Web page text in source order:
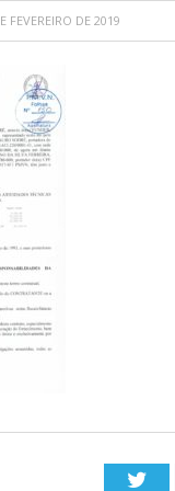
FEVEREIRO DE 2019